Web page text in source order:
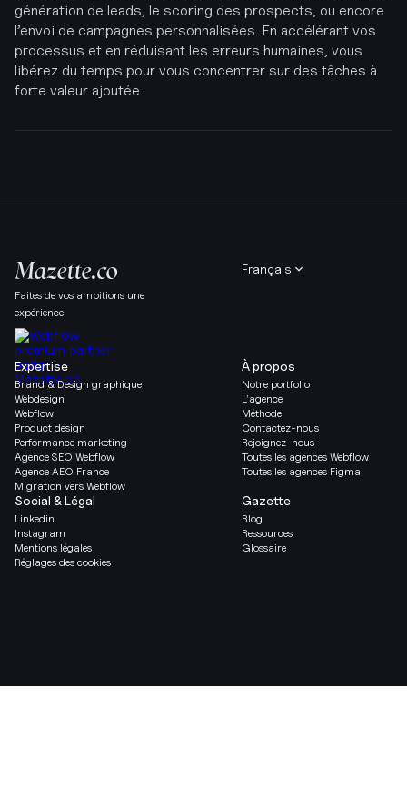
génération de leads, le scoring des prospects, ou encore
l’envoi de campagnes personnalisées. En accélérant vos
processus et en réduisant les erreurs humaines, vous
libérez du temps pour vous concentrer sur des tâches à
forte valeur ajoutée.
Faites de vos ambitions une
expérience
Français
À propos
Notre portfolio
L’agence
Méthode
Contactez-nous
Rejoignez-nous
Toutes les agences Webflow
Toutes les agences Figma
Expertise
Brand & Design graphique
Webdesign
Webflow
Product design
Performance marketing
Agence SEO Webflow
Agence AEO France
Migration vers Webflow
Gazette
Blog
Ressources
Glossaire
Social & Légal
Linkedin
Instagram
Mentions légales
Réglages des cookies